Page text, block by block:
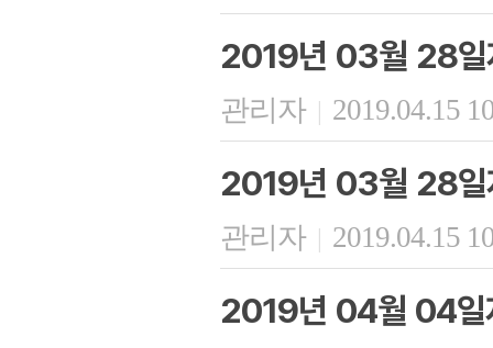
2019년 03월 28일
관리자 | 2019.04.15
2019년 03월 28일
관리자 | 2019.04.15
2019년 04월 04일